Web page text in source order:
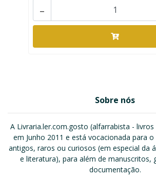
-
Sobre nós
A Livraria.ler.com.gosto (alfarrabista -
em Junho 2011 e está vocacionada para
antigos, raros ou curiosos (em especial da
e literatura), para além de manuscritos,
documentação.